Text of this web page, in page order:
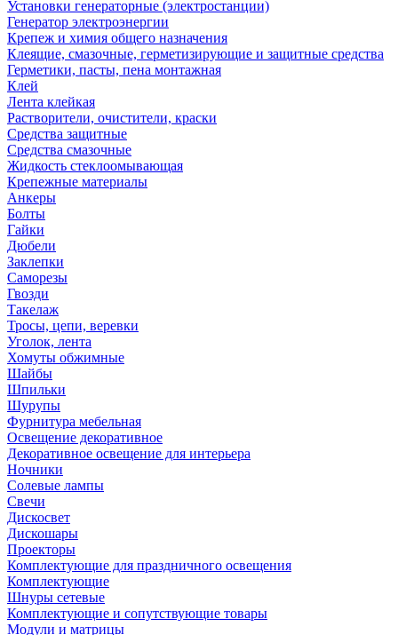
Установки генераторные (электростанции)
Генератор электроэнергии
Крепеж и химия общего назначения
Клеящие, смазочные, герметизирующие и защитные средства
Герметики, пасты, пена монтажная
Клей
Лента клейкая
Растворители, очистители, краски
Средства защитные
Средства смазочные
Жидкость стеклоомывающая
Крепежные материалы
Анкеры
Болты
Гайки
Дюбели
Заклепки
Саморезы
Гвозди
Такелаж
Тросы, цепи, веревки
Уголок, лента
Хомуты обжимные
Шайбы
Шпильки
Шурупы
Фурнитура мебельная
Освещение декоративное
Декоративное освещение для интерьера
Ночники
Солевые лампы
Свечи
Дискосвет
Дискошары
Проекторы
Комплектующие для праздничного освещения
Комплектующие
Шнуры сетевые
Комплектующие и сопутствующие товары
Модули и матрицы